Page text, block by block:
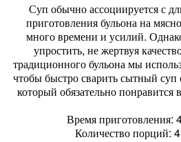
Суп обычно ассоциируется с
приготовления бульона на
много времени и усилий.
упростить, не жертвуя
традиционного бульона мы
чтобы быстро сварить сытный
который обязательно понравится
Время приготовления:
Количество порций: